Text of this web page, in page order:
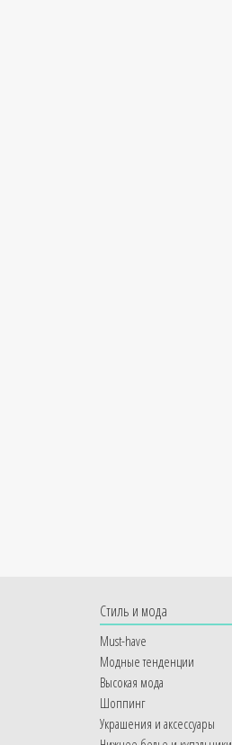
Cтиль и мода
Must-have
Модные тенденции
Высокая мода
Шоппинг
Украшения и аксессуары